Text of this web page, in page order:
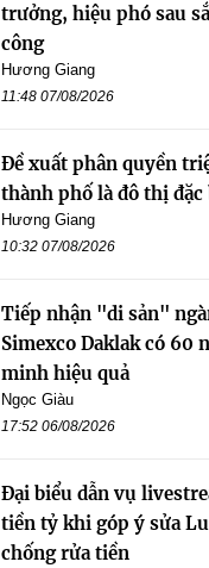
trưởng, hiệu phó sau
công
Hương Giang
11:48 07/08/2026
Đề xuất phân quyền
thành phố là đô thị đặc
Hương Giang
10:32 07/08/2026
Tiếp nhận "di sản"
Simexco Daklak có 60
minh hiệu quả
Ngọc Giàu
17:52 06/08/2026
Đại biểu dẫn vụ
tiền tỷ khi góp ý sửa
chống rửa tiền